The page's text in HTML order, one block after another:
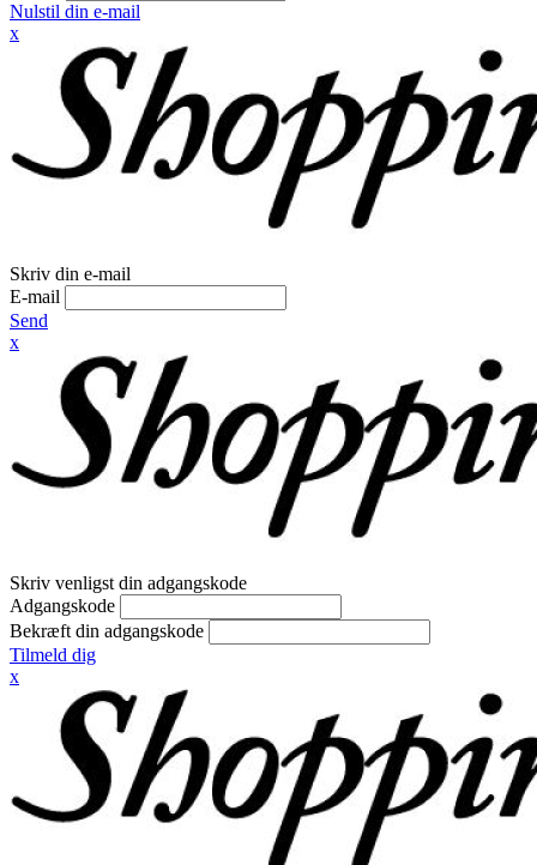
Nulstil din e-mail
x
Skriv din e-mail
E-mail
Send
x
Skriv venligst din adgangskode
Adgangskode
Bekræft din adgangskode
Tilmeld dig
x